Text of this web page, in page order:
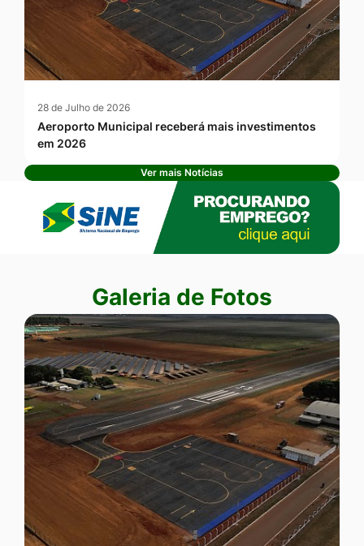
28 de Julho de 2026
Aeroporto Municipal receberá mais investimentos
em 2026
Ver mais Notícias
Seção Galeria de Fotos
Galeria de Fotos